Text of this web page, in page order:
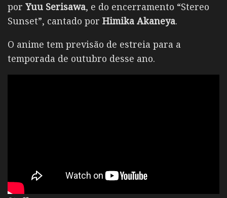
por Yuu Serisawa, e do encerramento “Stereo
Sunset”, cantado por Himika Akaneya.
O anime tem previsão de estreia para a
temporada de outubro desse ano.